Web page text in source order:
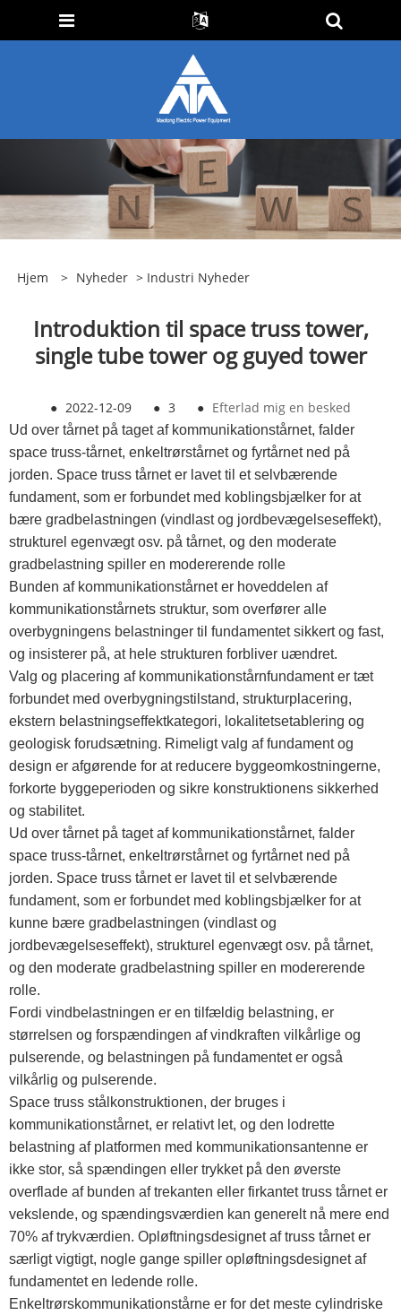
Hjem > Nyheder > Industri Nyheder
Introduktion til space truss tower,
single tube tower og guyed tower
● 2022-12-09 ● 3 ● Efterlad mig en besked
Ud over tårnet på taget af kommunikationstårnet, falder
space truss-tårnet, enkeltrørstårnet og fyrtårnet ned på
jorden. Space truss tårnet er lavet til et selvbærende
fundament, som er forbundet med koblingsbjælker for at
bære gradbelastningen (vindlast og jordbevægelseseffekt),
strukturel egenvægt osv. på tårnet, og den moderate
gradbelastning spiller en modererende rolle
Bunden af ​​kommunikationstårnet er hoveddelen af ​​
kommunikationstårnets struktur, som overfører alle
overbygningens belastninger til fundamentet sikkert og fast,
og insisterer på, at hele strukturen forbliver uændret.
Valg og placering af kommunikationstårnfundament er tæt
forbundet med overbygningstilstand, strukturplacering,
ekstern belastningseffektkategori, lokalitetsetablering og
geologisk forudsætning. Rimeligt valg af fundament og
design er afgørende for at reducere byggeomkostningerne,
forkorte byggeperioden og sikre konstruktionens sikkerhed
og stabilitet.
Ud over tårnet på taget af kommunikationstårnet, falder
space truss-tårnet, enkeltrørstårnet og fyrtårnet ned på
jorden. Space truss tårnet er lavet til et selvbærende
fundament, som er forbundet med koblingsbjælker for at
kunne bære gradbelastningen (vindlast og
jordbevægelseseffekt), strukturel egenvægt osv. på tårnet,
og den moderate gradbelastning spiller en modererende
rolle.
Fordi vindbelastningen er en tilfældig belastning, er
størrelsen og forspændingen af ​​vindkraften vilkårlige og
pulserende, og belastningen på fundamentet er også
vilkårlig og pulserende.
Space truss stålkonstruktionen, der bruges i
kommunikationstårnet, er relativt let, og den lodrette
belastning af platformen med kommunikationsantenne er
ikke stor, så spændingen eller trykket på den øverste
overflade af bunden af ​​trekanten eller firkantet truss tårnet er
vekslende, og spændingsværdien kan generelt nå mere end
70% af trykværdien. Opløftningsdesignet af truss tårnet er
særligt vigtigt, nogle gange spiller opløftningsdesignet af
fundamentet en ledende rolle.
Enkeltrørskommunikationstårne ​​er for det meste cylindriske